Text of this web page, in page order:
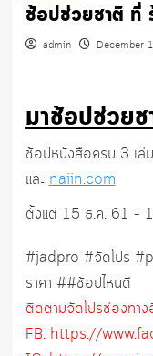
ช้อปช่วยชาติ ที่
admin December
มาช้อปช่วยช
ช้อปหนังสือครบ 3 เล่
และnaiin.com
ตั้งแต่ 15 ธ.ค. 61 –
#jadpro #จัดโปร
ราคา ##ช้อปไหนดี
ติดตามจัดโปรช่องทาง
FB: https://